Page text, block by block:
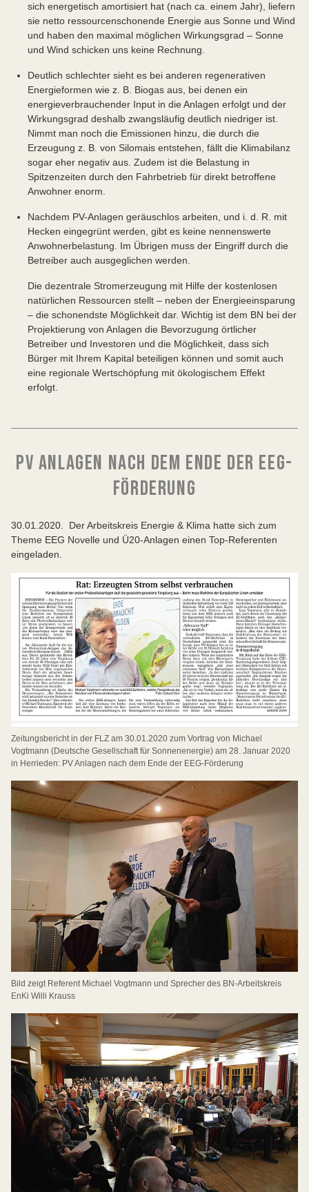
sich energetisch amortisiert hat (nach ca. einem Jahr), liefern
sie netto ressourcenschonende Energie aus Sonne und Wind
und haben den maximal möglichen Wirkungsgrad – Sonne
und Wind schicken uns keine Rechnung.
Deutlich schlechter sieht es bei anderen regenerativen
Energieformen wie z. B. Biogas aus, bei denen ein
energieverbrauchender Input in die Anlagen erfolgt und der
Wirkungsgrad deshalb zwangsläufig deutlich niedriger ist.
Nimmt man noch die Emissionen hinzu, die durch die
Erzeugung z. B. von Silomais entstehen, fällt die Klimabilanz
sogar eher negativ aus. Zudem ist die Belastung in
Spitzenzeiten durch den Fahrbetrieb für direkt betroffene
Anwohner enorm.
Nachdem PV-Anlagen geräuschlos arbeiten, und i. d. R. mit
Hecken eingegrünt werden, gibt es keine nennenswerte
Anwohnerbelastung. Im Übrigen muss der Eingriff durch die
Betreiber auch ausgeglichen werden.
Die dezentrale Stromerzeugung mit Hilfe der kostenlosen
natürlichen Ressourcen stellt – neben der Energieeinsparung
– die schonendste Möglichkeit dar. Wichtig ist dem BN bei der
Projektierung von Anlagen die Bevorzugung örtlicher
Betreiber und Investoren und die Möglichkeit, dass sich
Bürger mit Ihrem Kapital beteiligen können und somit auch
eine regionale Wertschöpfung mit ökologischem Effekt
erfolgt.
PV ANLAGEN NACH DEM ENDE DER EEG-
FÖRDERUNG
30.01.2020. Der Arbeitskreis Energie & Klima hatte sich zum
Theme EEG Novelle und Ü20-Anlagen einen Top-Referenten
eingeladen.
Zeitungsbericht in der FLZ am 30.01.2020 zum Vortrag von Michael
Vogtmann (Deutsche Gesellschaft für Sonnenenergie) am 28. Januar 2020
in Herrieden: PV Anlagen nach dem Ende der EEG-Förderung
Bild zeigt Referent Michael Vogtmann und Sprecher des BN-Arbeitskreis
EnKi Willi Krauss